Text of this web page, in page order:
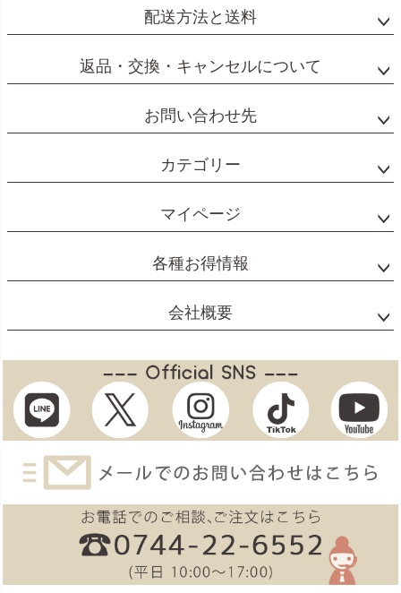
配送方法と送料
返品・交換・キャンセルについて
お問い合わせ先
カテゴリー
マイページ
各種お得情報
会社概要